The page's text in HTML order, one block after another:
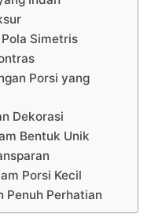
Simetris
Porsi yang
Dekorasi
Bentuk Unik
Porsi Kecil
Penuh Perhatian